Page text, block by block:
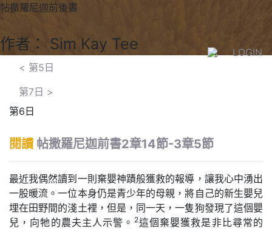
LOGIN
帖撒羅尼迦前後書
作者： Sim Kay Tee
< 第5日
第7日 >
第6日
閱讀 帖撒羅尼迦前書2章14節-3章5節
最近我偶然讀到一則棄嬰神蹟般獲救的報導，讓我心中湧出
一股暖流。一位本身仍是青少年的母親，將自己的新生嬰兒
埋在田野間的淺土裡，但是，同一天，一隻狗發現了這個嬰
兒，向牠的農夫主人示警。 2這個棄嬰獲救是非比尋常的